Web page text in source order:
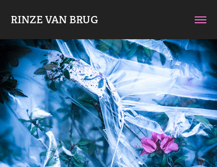
RINZE VAN BRUG